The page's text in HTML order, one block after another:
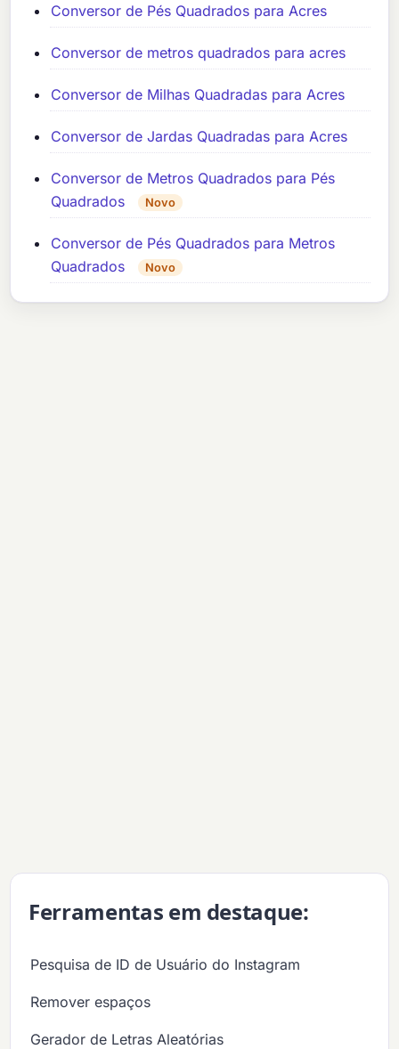
Conversor de Pés Quadrados para Acres
Conversor de metros quadrados para acres
Conversor de Milhas Quadradas para Acres
Conversor de Jardas Quadradas para Acres
Conversor de Metros Quadrados para Pés
Quadrados
Novo
Conversor de Pés Quadrados para Metros
Quadrados
Novo
Ferramentas em destaque:
Pesquisa de ID de Usuário do Instagram
Remover espaços
Gerador de Letras Aleatórias